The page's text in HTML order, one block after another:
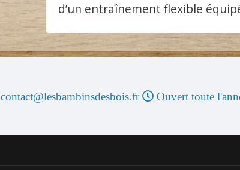
d’un entraînement flexible
contact@lesbambinsdesbois.fr Ouvert toute